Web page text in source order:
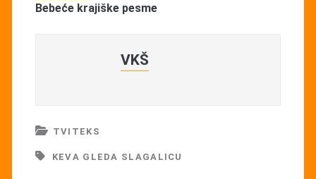
Bebeće krajiške pesme
VKŠ
TVITEKS
KEVA GLEDA SLAGALICU